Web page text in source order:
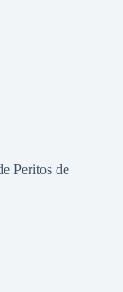
Peritos de